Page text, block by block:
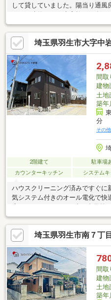
して貸していました。陽当り通風
等に如何でしょうか。
埼玉県羽生市大字中
間取
建物
土地
築年
分
その
2階建て 駐車場
カウンターキッチン
システム
ハウスクリーニング済みですぐに
気システム付きのオール電化で快適な住環境！
内♪
埼玉県羽生市南７丁
間取
建物
土地
築年